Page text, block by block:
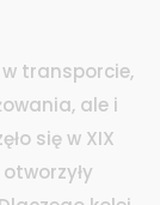
transporcie,
ale i
się w XIX